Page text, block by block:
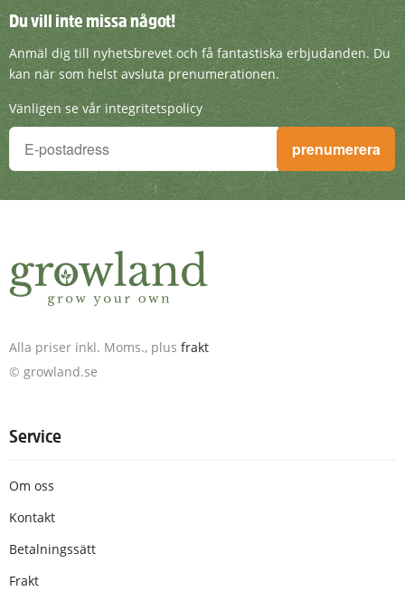
Du vill inte missa något!
Anmäl dig till nyhetsbrevet och få
Du vill inte missa något!
Anmäl dig till nyhetsbrevet och få fantastiska erbjudanden. Du
kan när som helst avsluta prenumerationen.
Vänligen se vår integritetspolicy
Du vill inte missa något!
Anmäl dig till nyhetsbrevet och få fantastiska erbjudanden.
prenumerera
Alla priser inkl. Moms., plus frakt
© growland.se
Service
Om oss
Kontakt
Betalningssätt
Frakt